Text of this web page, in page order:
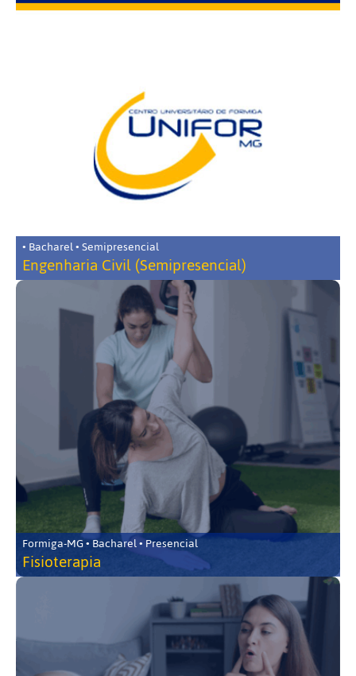
• Bacharel • Semipresencial
Engenharia Civil (Semipresencial)
Formiga-MG • Bacharel • Presencial
Fisioterapia